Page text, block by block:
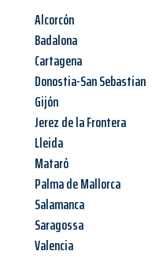
Alcorcón
Badalona
Cartagena
Donostia-San Sebastian
Gijón
Jerez de la Frontera
Lleida
Mataró
Palma de Mallorca
Salamanca
Saragossa
Valencia